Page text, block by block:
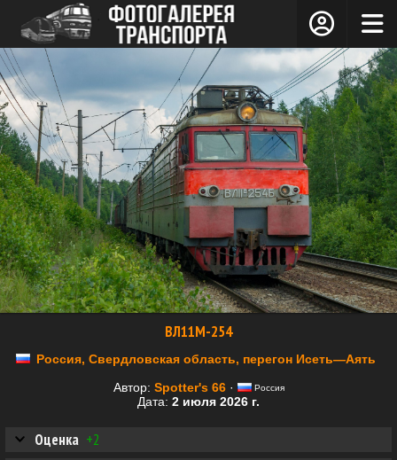
ВЛ11М-254
Россия, Свердловская область, перегон Исеть—Аять
Автор: Spotter's 66· Россия
Дата: 2 июля 2026 г.
Оценка +2